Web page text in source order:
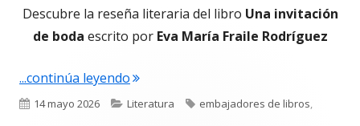
Descubre la reseña literaria del libro Una invitación
de boda escrito por Eva María Fraile Rodríguez
...continúa leyendo"Reseña literaria: Una invitación de
Publicado
14 mayo 2026 Categorías
Literatura Etiquetas
embajadores de libros,